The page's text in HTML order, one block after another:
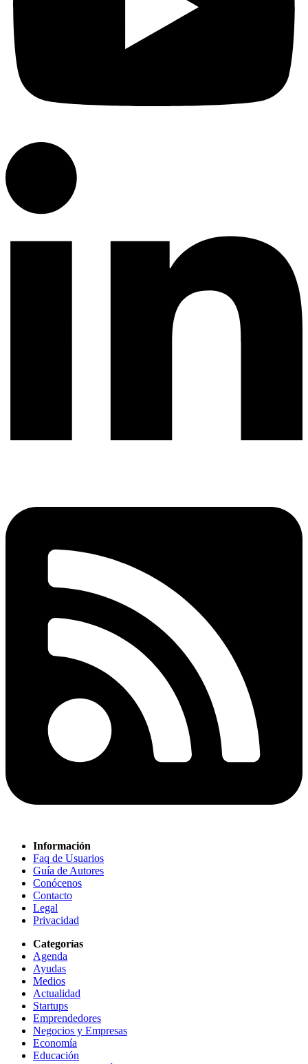
Información
Faq de Usuarios
Guía de Autores
Conócenos
Contacto
Legal
Privacidad
Categorías
Agenda
Ayudas
Medios
Actualidad
Startups
Emprendedores
Negocios y Empresas
Economía
Educación